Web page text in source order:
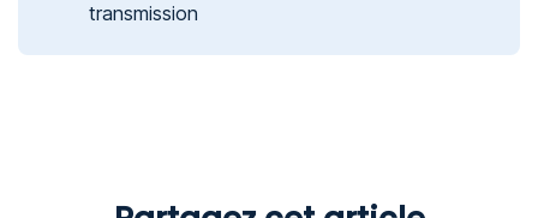
transmission